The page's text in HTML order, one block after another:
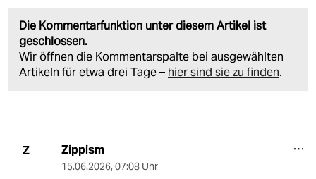
Die Kommentarfunktion unter diesem Artikel ist
geschlossen.
Wir öffnen die Kommentarspalte bei ausgewählten
Artikeln für etwa drei Tage – hier sind sie zu finden.
Z Zippism
15.06.2026, 07:08 Uhr